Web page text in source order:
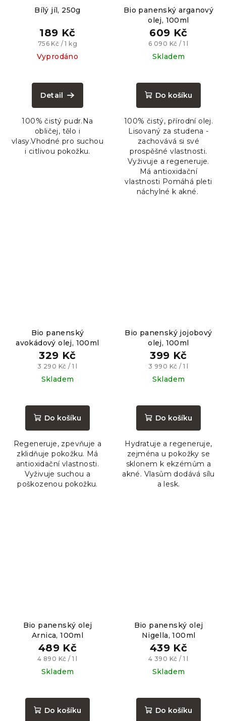
Bílý jíl, 250g
189 Kč
Měrná
cena:
756 Kč / 1 kg
Vyprodáno
hodnocení
produktu
z
5
hvězdiček.
Detail
100% čistý pudr.Na
obličej, tělo i
vlasy.Vhodné pro suchou
i citlivou pokožku.
Bio panenský arganový
olej, 100ml
609 Kč
Měrná
cena:
6 090 Kč / 1 l
Skladem
Do košíku
100% čistý, přírodní olej.
Lisovaný za studena -
zachovává si své
prospěšné vlastnosti.
Vyživuje a regeneruje.
Má antioxidační
vlastnosti Pomáhá pleti
náchylné k akné.
Bio panenský
avokádový olej, 100ml
329 Kč
Měrná
cena:
3 290 Kč / 1 l
Skladem
hodnocení
produktu
z
5
hvězdiček.
Do košíku
Regeneruje, zpevňuje a
zklidňuje pokožku. Má
antioxidační vlastnosti.
Vyživuje suchou a
poškozenou pokožku.
Bio panenský jojobový
olej, 100ml
399 Kč
Měrná
cena:
3 990 Kč / 1 l
Skladem
hodnocení
produktu
z
5
hvězdiček.
Do košíku
Hydratuje a regeneruje,
zejména u pokožky se
sklonem k ekzémům a
akné. Vlasům dodává sílu
a lesk.
Bio panenský olej
Arnica, 100ml
489 Kč
Měrná
cena:
4 890 Kč / 1 l
Skladem
Do košíku
Bio panenský olej
Nigella, 100ml
439 Kč
Měrná
cena:
4 390 Kč / 1 l
Skladem
Do košíku